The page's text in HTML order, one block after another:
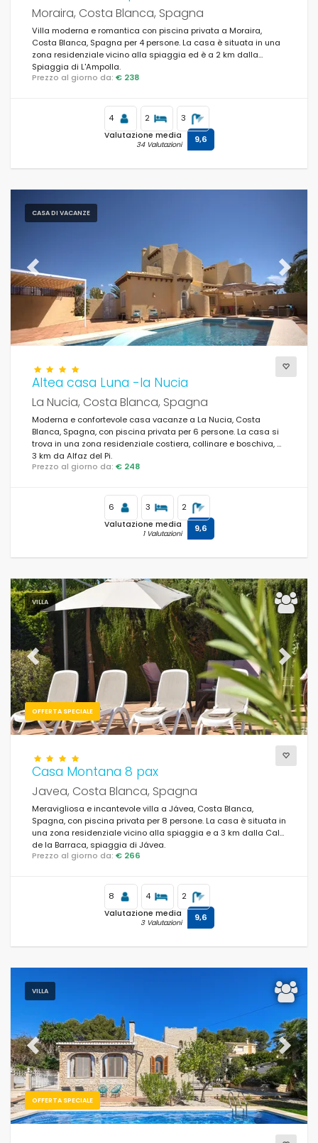
Moraira, Costa Blanca, Spagna
Villa moderna e romantica con piscina privata a Moraira,
Costa Blanca, Spagna per 4 persone. La casa è situata in una
zona residenziale vicino alla spiaggia ed è a 2 km dalla
Spiaggia di L'Ampolla.
Prezzo al giorno da: € 238
4 2 3
Valutazione media
34 Valutazioni 9,6
CASA DI VACANZE
Previous Next
Altea casa Luna -la Nucia
La Nucia, Costa Blanca, Spagna
Moderna e confortevole casa vacanze a La Nucia, Costa
Blanca, Spagna, con piscina privata per 6 persone. La casa si
trova in una zona residenziale costiera, collinare e boschiva, a
3 km da Alfaz del Pi.
Prezzo al giorno da: € 248
6 3 2
Valutazione media
1 Valutazioni 9,6
VILLA
OFFERTA SPECIALE
Previous Next
Casa Montana 8 pax
Javea, Costa Blanca, Spagna
Meravigliosa e incantevole villa a Jávea, Costa Blanca,
Spagna, con piscina privata per 8 persone. La casa è situata in
una zona residenziale vicino alla spiaggia e a 3 km dalla Cala
de la Barraca, spiaggia di Jávea.
Prezzo al giorno da: € 266
8 4 2
Valutazione media
3 Valutazioni 9,6
VILLA
OFFERTA SPECIALE
Previous Next